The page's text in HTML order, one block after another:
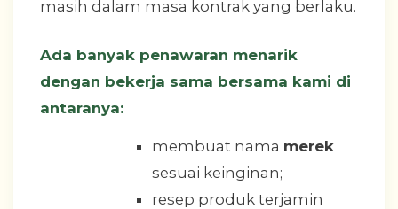
masih dalam masa kontrak yang berlaku.
Ada banyak penawaran menarik
dengan bekerja sama bersama kami di
antaranya:
membuat nama merek
sesuai keinginan;
resep produk terjamin